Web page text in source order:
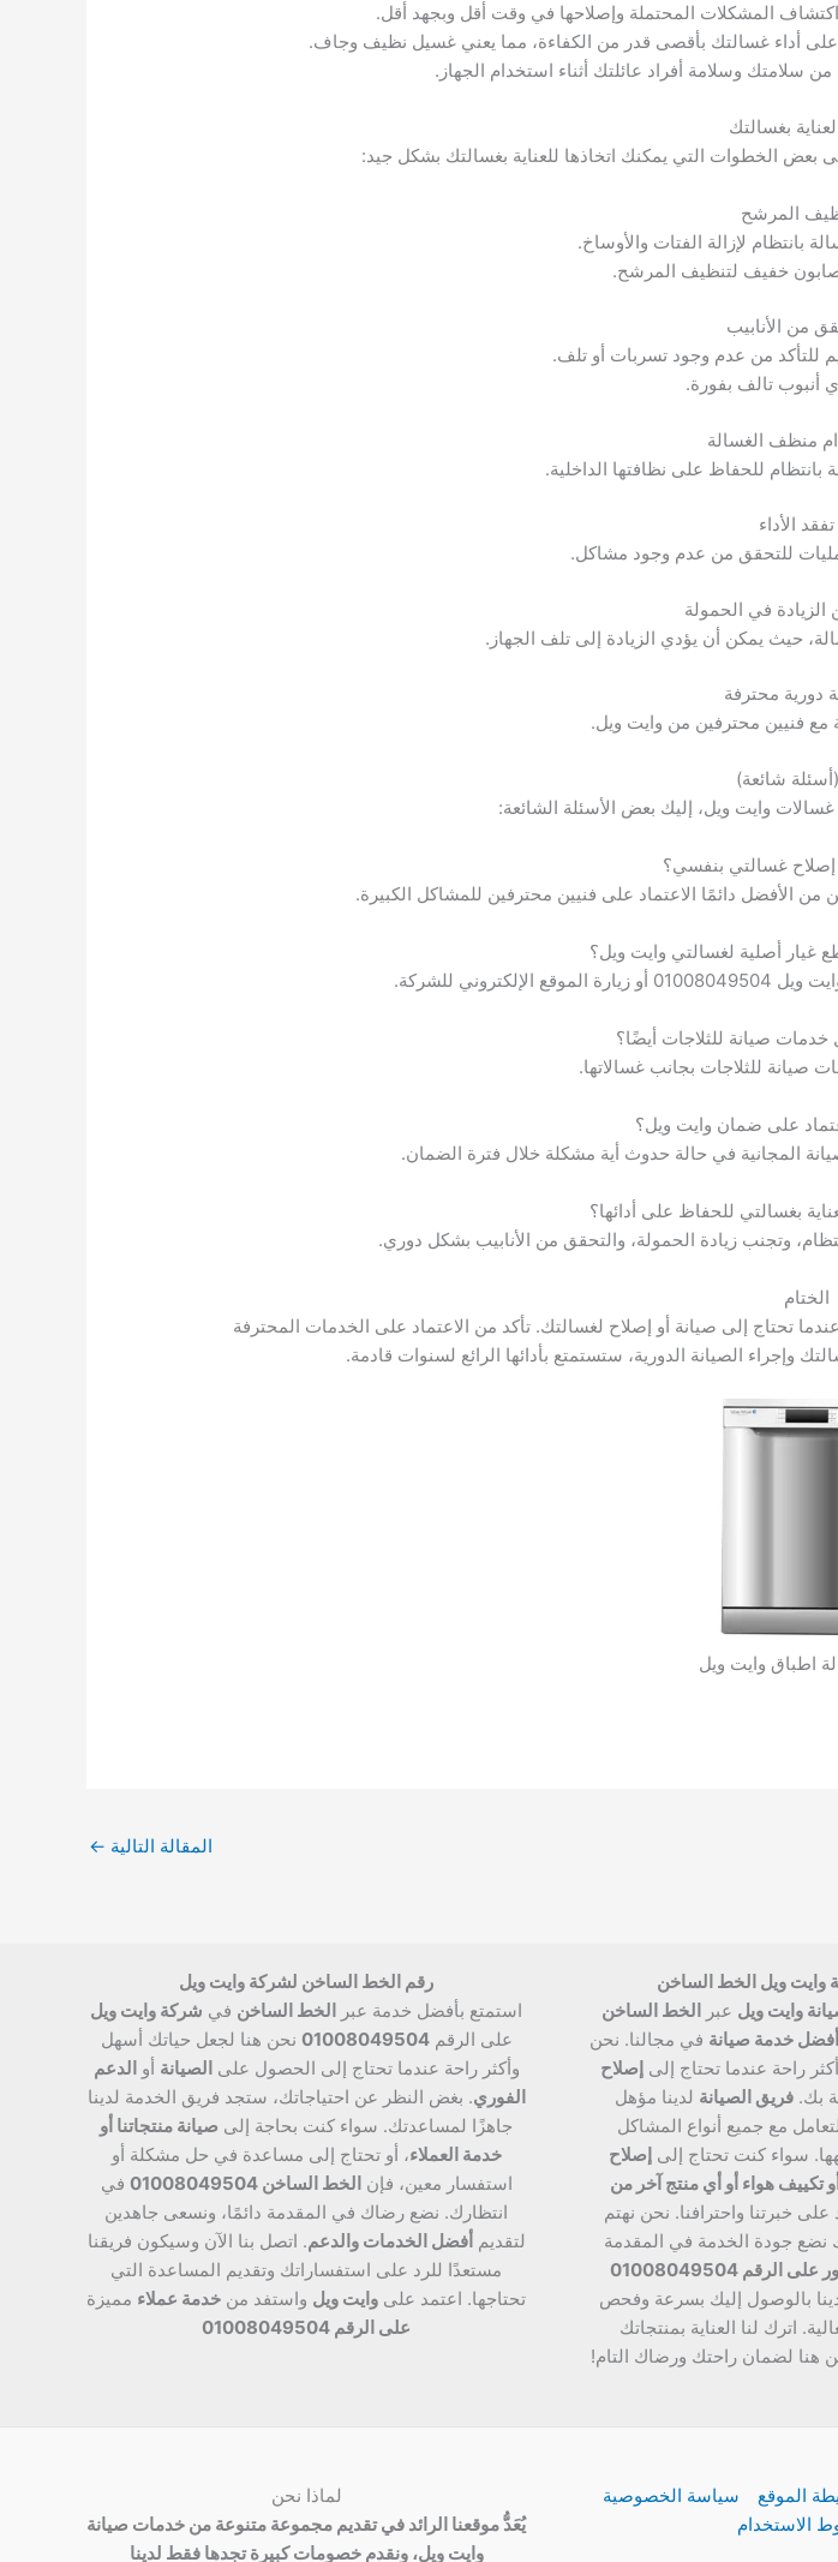
المشكلات المحتملة وإصلاحها في وقت أقل وبجهد أقل.
على أداء غسالتك بأقصى قدر من الكفاءة، مما يعني غسيل نظيف وجاف.
سلامتك وسلامة أفراد عائلتك أثناء استخدام الجهاز.
بغسالتك
بعض الخطوات التي يمكنك اتخاذها للعناية بغسالتك بشكل جيد:
بانتظام لإزالة الفتات والأوساخ.
خفيف لتنظيف المرشح.
للتأكد من عدم وجود تسربات أو تلف.
أنبوب تالف بفورة.
للحفاظ على نظافتها الداخلية.
للتحقق من عدم وجود مشاكل.
حيث يمكن أن يؤدي الزيادة إلى تلف الجهاز.
مع فنيين محترفين من وايت ويل.
وايت ويل، إليك بعض الأسئلة الشائعة:
غسالتي بنفسي؟
الأفضل دائمًا الاعتماد على فنيين محترفين للمشاكل الكبيرة.
أصلية لغسالتي وايت ويل؟
للشركة.
صيانة للثلاجات أيضًا؟
صيانة للثلاجات بجانب غسالاتها.
على ضمان وايت ويل؟
المجانية في حالة حدوث أية مشكلة خلال فترة الضمان.
بغسالتي للحفاظ على أدائها؟
وتجنب زيادة الحمولة، والتحقق من الأنابيب بشكل دوري.
الختام
أطباق وايت ويل 01008049504 هو حلاً مثالياً عندما تحتاج إلى صيانة أو إصلاح لغسالتك. تأكد من الاعتماد على الخدمات المحترفة
وإجراء الصيانة الدورية، ستستمتع بأدائها الرائع لسنوات قادمة.
اطباق وايت ويل
المقالة التالية ←
وايت ويل الخط الساخن
وايت ويل عبرالخط الساخن
أفضل خدمة صيانة في مجالنا. نحن
راحة عندما تحتاج إلى إصلاح
بك.فريق الصيانة لدينا مؤهل
مع جميع أنواع المشاكل
سواء كنت تحتاج إلى إصلاح
تكييف هواء أو أي منتج آخر من
على خبرتنا واحترافنا. نحن نهتم
نضع جودة الخدمة في المقدمة
01008049504
بالوصول إليك بسرعة وفحص
اترك لنا العناية بمنتجاتك
هنا لضمان راحتك ورضاك التام!
رقم الخط الساخن لشركة وايت ويل
استمتع بأفضل خدمة عبر الخط الساخن في شركة وايت ويل
على الرقم01008049504 نحن هنا لجعل حياتك أسهل
وأكثر راحة عندما تحتاج إلى الحصول علىالصيانة أوالدعم
الفوري. بغض النظر عن احتياجاتك، ستجد فريق الخدمة لدينا
جاهزًا لمساعدتك. سواء كنت بحاجة إلى صيانة منتجاتنا أو
خدمة العملاء، أو تحتاج إلى مساعدة في حل مشكلة أو
استفسار معين، فإنالخط الساخن 01008049504
في
انتظارك. نضع رضاك في المقدمة دائمًا، ونسعى جاهدين
لتقديمأفضل الخدمات والدعم. اتصل بنا الآن وسيكون فريقنا
مستعدًا للرد على استفساراتك وتقديم المساعدة التي
تحتاجها. اعتمد على وايت ويل واستفد من خدمة عملاء مميزة
على الرقم 01008049504
الموقع
سياسة الخصوصية
الاستخدام
لماذا نحن
يُعَدُّ موقعنا الرائد في تقديم مجموعة متنوعة من خدمات صيانة
وايت ويل، ونقدم خصومات كبيرة تجدها فقط لدينا